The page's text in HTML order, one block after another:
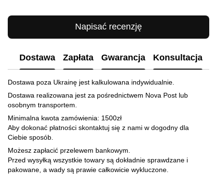
Napisać recenzję
Dostawa Zapłata Gwarancja Konsultacja
Dostawa poza Ukrainę jest kalkulowana indywidualnie.
Dostawa realizowana jest za pośrednictwem Nova Post lub
osobnym transportem.
Minimalna kwota zamówienia: 1500zł
Aby dokonać płatności skontaktuj się z nami w dogodny dla
Ciebie sposób.
Możesz zapłacić przelewem bankowym.
Przed wysyłką wszystkie towary są dokładnie sprawdzane i
pakowane, a wady są prawie całkowicie wykluczone.